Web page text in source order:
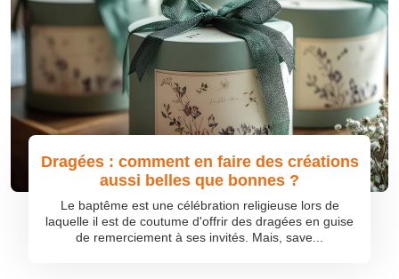
Dragées : comment en faire des créations
aussi belles que bonnes ?
Le baptême est une célébration religieuse lors de
laquelle il est de coutume d'offrir des dragées en guise
de remerciement à ses invités. Mais, save...